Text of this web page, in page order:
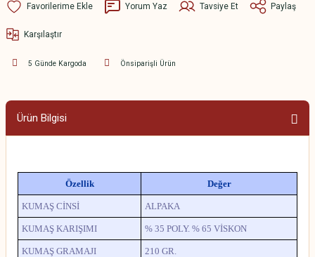
Yorum Yaz Tavsiye Et Paylaş
Karşılaştır
5 Günde Kargoda Önsiparişli Ürün
Ürün Bilgisi
Özellik Değer
KUMAŞ CİNSİ ALPAKA
KUMAŞ KARIŞIMI % 35 POLY. % 65 VİSKON
KUMAŞ GRAMAJI 210 GR.